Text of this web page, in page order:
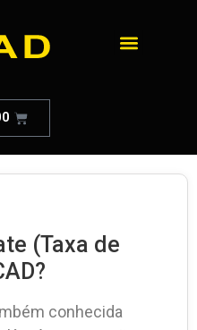
(Taxa de
conhecida